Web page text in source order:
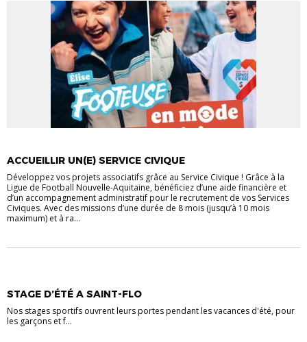
ACCUEILLIR UN(E) SERVICE CIVIQUE
Développez vos projets associatifs grâce au Service Civique ! Grâce à la
Ligue de Football Nouvelle-Aquitaine, bénéficiez d’une aide financière et
d’un accompagnement administratif pour le recrutement de vos Services
Civiques. Avec des missions d’une durée de 8 mois (jusqu’à 10 mois
maximum) et à ra...
STAGE D’ÉTÉ A SAINT-FLO
Nos stages sportifs ouvrent leurs portes pendant les vacances d'été, pour
les garçons et f...